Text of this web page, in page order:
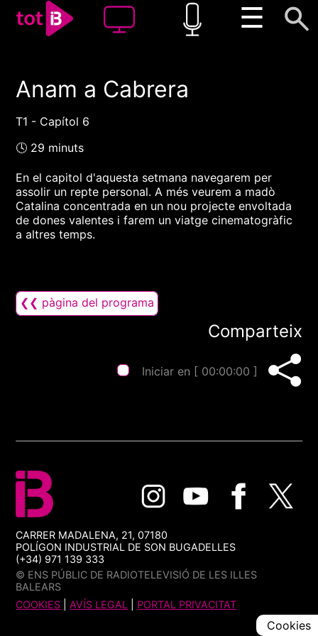
☰
00:00 00:00
Anam a Cabrera
T1 - Capítol 6
🕓 29 minuts
En el capitol d'aquesta setmana navegarem per
assolir un repte personal. A més veurem a madò
Catalina concentrada en un nou projecte envoltada
de dones valentes i farem un viatge cinematogràfic
a altres temps.
❮❮ pàgina del programa
Comparteix
Iniciar en [ 00:00:00 ]
CARRER MADALENA, 21, 07180
POLÍGON INDUSTRIAL DE SON BUGADELLES
(+34) 971 139 333
© ENS PÚBLIC DE RADIOTELEVISIÓ DE LES ILLES
BALEARS
COOKIES |AVÍS LEGAL PORTAL PRIVACITAT
Cookies